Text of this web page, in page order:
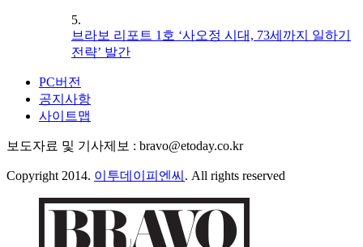
5.
브라보 리포트 1호 ‘사오정 시대, 73세까지 일하기
전략’ 발간
PC버전
공지사항
사이트맵
보도자료 및 기사제보 : bravo@etoday.co.kr
Copyright 2014. 이투데이피엔씨 . All rights reserved